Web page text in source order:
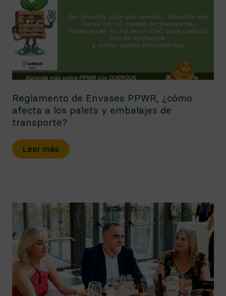
Reglamento de Envases PPWR, ¿cómo
afecta a los palets y embalajes de
transporte?
Leer más